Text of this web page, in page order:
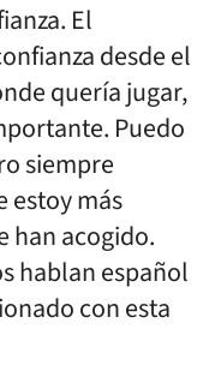
El
desde el
quería jugar,
Puedo
siempre
estoy más
han acogido.
hablan español
con esta